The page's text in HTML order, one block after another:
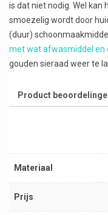
is dat niet nodig. Wel kan
smoezelig wordt door
(duur)
met wat afwasmiddel en
gouden sieraad weer te
Product
Materiaal
Prijs